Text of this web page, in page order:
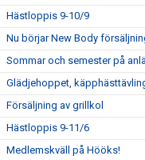
Hästloppis 9-10/9
Nu börjar New Body
Sommar och semester på
Glädjehoppet,
Försäljning av grillkol
Hästloppis 9-11/6
Medlemskväll på Hööks!